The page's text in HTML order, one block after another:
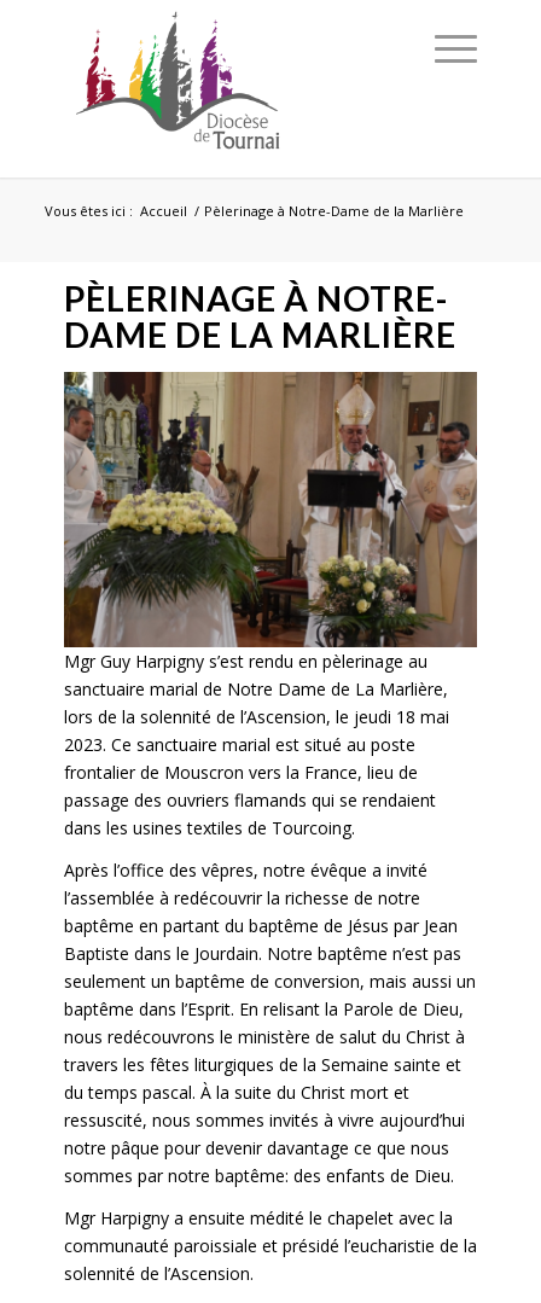
Vous êtes ici : Accueil / Pèlerinage à Notre-Dame de la Marlière
PÈLERINAGE À NOTRE-
DAME DE LA MARLIÈRE
Mgr Guy Harpigny s’est rendu en pèlerinage au
sanctuaire marial de Notre Dame de La Marlière,
lors de la solennité de l’Ascension, le jeudi 18 mai
2023. Ce sanctuaire marial est situé au poste
frontalier de Mouscron vers la France, lieu de
passage des ouvriers flamands qui se rendaient
dans les usines textiles de Tourcoing.
Après l’office des vêpres, notre évêque a invité
l’assemblée à redécouvrir la richesse de notre
baptême en partant du baptême de Jésus par Jean
Baptiste dans le Jourdain. Notre baptême n’est pas
seulement un baptême de conversion, mais aussi un
baptême dans l’Esprit. En relisant la Parole de Dieu,
nous redécouvrons le ministère de salut du Christ à
travers les fêtes liturgiques de la Semaine sainte et
du temps pascal. À la suite du Christ mort et
ressuscité, nous sommes invités à vivre aujourd’hui
notre pâque pour devenir davantage ce que nous
sommes par notre baptême: des enfants de Dieu.
Mgr Harpigny a ensuite médité le chapelet avec la
communauté paroissiale et présidé l’eucharistie de la
solennité de l’Ascension.